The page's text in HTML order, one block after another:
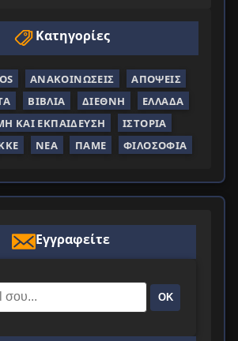
Κατηγορίες
ΑΝΑΚΟΙΝΏΣΕΙΣ
ΑΠΌΨΕΙΣ
ΒΙΒΛΊΑ ΔΙΕΘΝΉ
ΕΛΛΆΔΑ
ΚΑΙ ΕΚΠΑΊΔΕΥΣΗ
ΙΣΤΟΡΊΑ
ΝΈΑ ΠΑΜΕ ΦΙΛΟΣΟΦΊΑ
Εγγραφείτε
ΟΚ